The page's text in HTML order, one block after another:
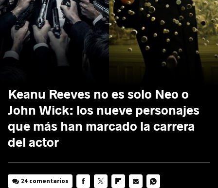
Keanu Reeves no es solo Neo o
John Wick: los nueve personajes
que más han marcado la carrera
del actor
24 comentarios